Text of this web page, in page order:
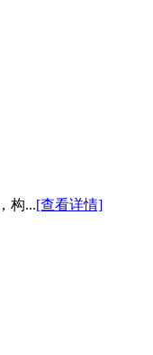
构...[查看详情]